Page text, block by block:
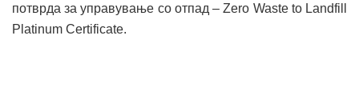
потврда за управување со отпад – Zero Waste to Landfill
Platinum Certificate.